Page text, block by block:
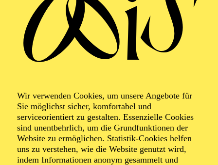
Wir verwenden Cookies, um unsere Angebote für
Sie möglichst sicher, komfortabel und
serviceorientiert zu gestalten. Essenzielle Cookies
sind unentbehrlich, um die Grundfunktionen der
Website zu ermöglichen. Statistik-Cookies helfen
uns zu verstehen, wie die Website genutzt wird,
indem Informationen anonym gesammelt und
Dvorák 7
Werke von Antonín Dvorák, Viktor Ullmann, Wolfgang
Amadeus Mozart